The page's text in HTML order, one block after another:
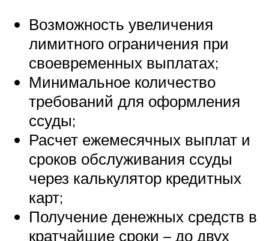
Возможность увеличения
лимитного ограничения при
своевременных выплатах;
Минимальное количество
требований для оформления
ссуды;
Расчет ежемесячных выплат и
сроков обслуживания ссуды
через калькулятор кредитных
карт;
Получение денежных средств в
кратчайшие сроки – до двух